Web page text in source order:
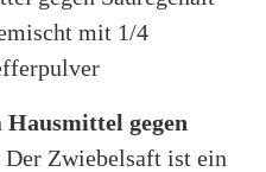
mit 1/4
Hausmittel gegen
Zwiebelsaft ist ein